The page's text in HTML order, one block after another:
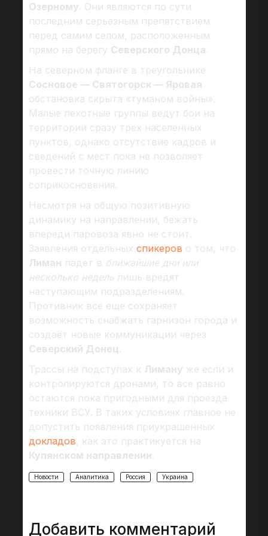
Озерному. Они являются по сути
последним серьезным препятствием
перед самим селом, расположенным
прямо на берегу Северского Донца.
На северном фланге в треугольнике
Сосновое — Святогорск — Яровая
обстановка скрыта «туманом войны».
Малые пехотные группы ведут бои на
территории сразу трех населенных
пунктов, однако отсутствие кадров и
сведений с мест пока не позволяет
провести точную линию
соприкосновения.
Несмотря на общую позитивную
динамику на направлении, бежать
впереди паровоза явно не стоит.
Заявления отдельных спикеров о том, что
Лиман падет в ближайшие дни или
несколько недельлишь вредят
наступающим подразделениям.
Противник все еще сохраняет
возможность снабжать гарнизон города и
создаёт новые коммуникации через
Северский Донец.
Трассы на подступах к Лиману же если и
контролируются дронами, то все равно
остаются пока пригодными для проезда
техники ВСУ. В таких условиях главное не
допустить появления приукрашенных
докладов, как это практикуется на
Купянском направлении.
Новости Аналитика Россия Украина
Добавить комментарий